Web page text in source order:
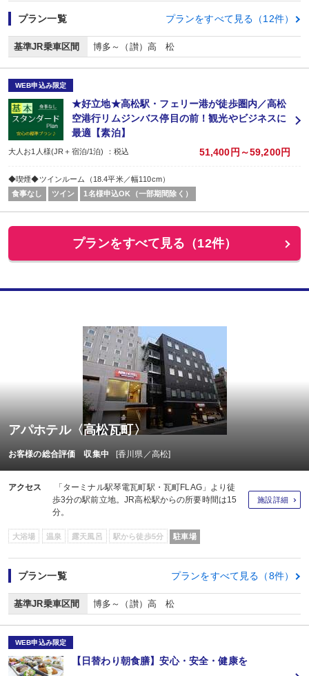
プラン一覧 プランをすべて見る（12件）
基準JR乗車区間 博多～（讃）高 松
WEB申込み限定
★好立地★高松駅・フェリー港が徒歩圏内／高松
空港行リムジンバス停目の前！観光やビジネスに
最適【素泊】
大人お1人様(JR＋宿泊/1泊) ：税込 51,400円～59,200円
◆喫煙◆ツインルーム（18.4平米／幅110cm）
食事なし
ツイン 1名様申込OK（一部期間除く）
プランをすべて見る（12件）
アパホテル〈高松瓦町〉
お客様の総合評価 収集中 [香川県／高松]
アクセス
「ターミナル駅琴電瓦町駅・瓦町FLAG」より徒
歩3分の駅前立地。JR高松駅からの所要時間は15
分。
施設詳細
大浴場 温泉 露天風呂 駅から徒歩5分 駐車場
プラン一覧 プランをすべて見る（8件）
基準JR乗車区間 博多～（讃）高 松
WEB申込み限定
【日替わり朝食膳】安心・安全・健康を